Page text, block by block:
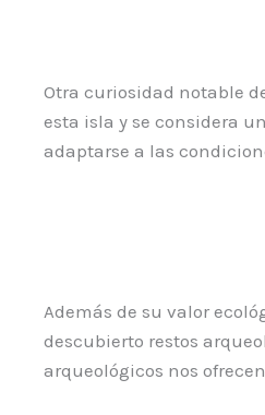
Otra curiosidad notable
esta isla y se considera
adaptarse a las
Además de su valor
descubierto restos
arqueológicos nos